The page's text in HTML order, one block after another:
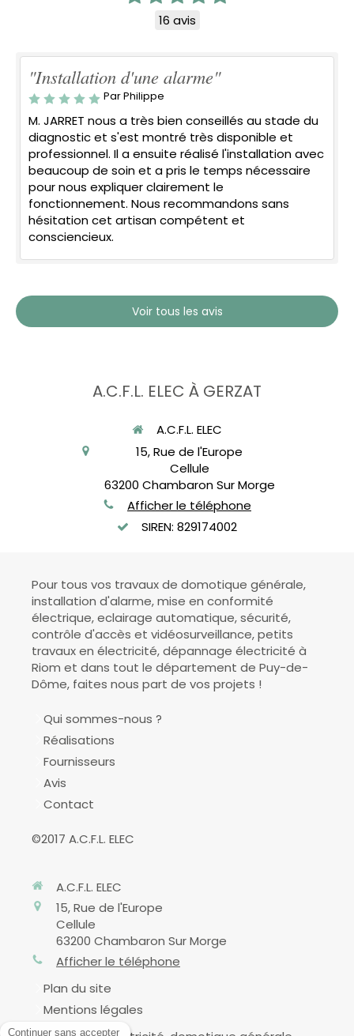
16 avis
"Installation d'une alarme"
Par Philippe
M. JARRET nous a très bien conseillés au stade du
diagnostic et s'est montré très disponible et
professionnel. Il a ensuite réalisé l'installation avec
beaucoup de soin et a pris le temps nécessaire
pour nous expliquer clairement le
fonctionnement. Nous recommandons sans
hésitation cet artisan compétent et
consciencieux.
Voir tous les avis
A.C.F.L. ELEC À GERZAT
A.C.F.L. ELEC
15, Rue de l'Europe
Cellule
63200 Chambaron Sur Morge
Afficher le téléphone
SIREN: 829174002
Pour tous vos travaux de domotique générale,
installation d'alarme, mise en conformité
électrique, eclairage automatique, sécurité,
contrôle d'accès et vidéosurveillance, petits
travaux en électricité, dépannage électricité à
Riom et dans tout le département de Puy-de-
Dôme, faites nous part de vos projets !
Qui sommes-nous ?
Réalisations
Fournisseurs
Avis
Contact
©2017 A.C.F.L. ELEC
A.C.F.L. ELEC
15, Rue de l'Europe
Cellule
63200 Chambaron Sur Morge
Afficher le téléphone
Plan du site
Mentions légales